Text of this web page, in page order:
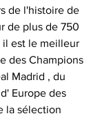
de l'histoire de
de plus de 750
il est le meilleur
des Champions
Madrid , du
Europe des
la sélection